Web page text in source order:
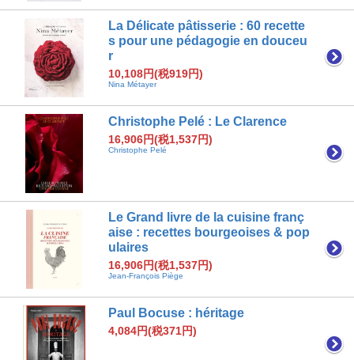
La Délicate pâtisserie : 60 recette
s pour une pédagogie en douceu
r
10,108円(税919円)
Nina Métayer
Christophe Pelé : Le Clarence
16,906円(税1,537円)
Christophe Pelé
Le Grand livre de la cuisine franç
aise : recettes bourgeoises & pop
ulaires
16,906円(税1,537円)
Jean-François Piège
Paul Bocuse : héritage
4,084円(税371円)